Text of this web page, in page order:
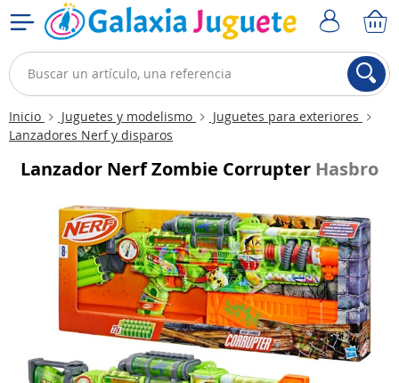
Inicio Juguetes y modelismo
Juguetes para exteriores
Lanzadores Nerf y disparos
Lanzador Nerf Zombie Corrupter Hasbro